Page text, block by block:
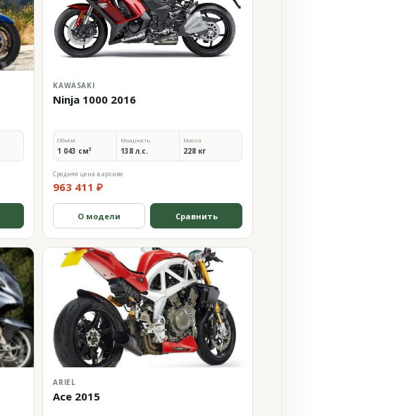
KAWASAKI
Ninja 1000 2016
Объём
1 043 см³
Мощность
138 л.с.
Масса
228 кг
Средняя цена в архиве
963 411 ₽
О модели Сравнить
ARIEL
Ace 2015